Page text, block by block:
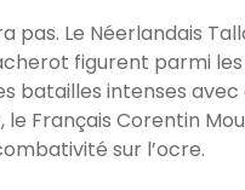
pas. Le Néerlandais
figurent parmi
batailles intenses
le Français Corentin
sur l’ocre.